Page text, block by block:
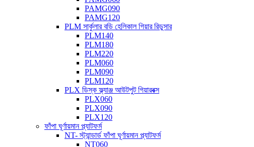
PAMG090
PAMG120
PLM সার্কুলার বডি হেলিকাল গিয়ার রিডুসার
PLM140
PLM180
PLM220
PLM060
PLM090
PLM120
PLX ডিস্ক ফ্ল্যাঞ্জ আউটপুট গিয়ারবক্স
PLX060
PLX090
PLX120
ফাঁপা ঘূর্ণায়মান প্ল্যাটফর্ম
NT- স্ট্যান্ডার্ড ফাঁপা ঘূর্ণায়মান প্ল্যাটফর্ম
NT060